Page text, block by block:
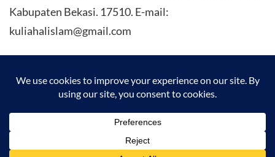
Kabupaten Bekasi. 17510. E-mail:
kuliahalislam@gmail.com
KULIAHALISLAM.COM Copyright (C) 2026